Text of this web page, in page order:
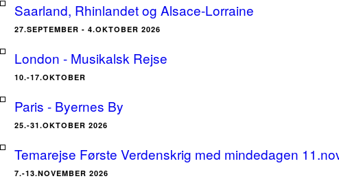
Saarland, Rhinlandet og Alsace-Lorraine
27.SEPTEMBER - 4.OKTOBER 2026
London - Musikalsk Rejse
10.-17.OKTOBER
Paris - Byernes By
25.-31.OKTOBER 2026
Temarejse Første Verdenskrig med mindedagen
7.-13.NOVEMBER 2026